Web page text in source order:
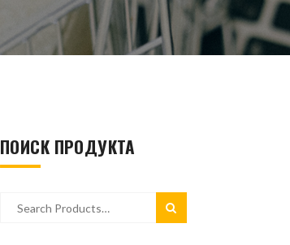
ПОИСК ПРОДУКТА